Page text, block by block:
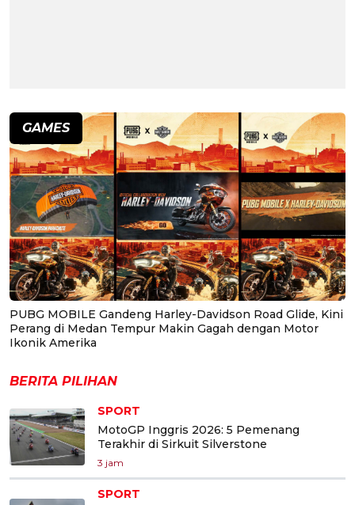
GAMES
PUBG MOBILE Gandeng Harley-Davidson Road Glide, Kini
Perang di Medan Tempur Makin Gagah dengan Motor
Ikonik Amerika
BERITA PILIHAN
SPORT
MotoGP Inggris 2026: 5 Pemenang
Terakhir di Sirkuit Silverstone
3 jam
SPORT